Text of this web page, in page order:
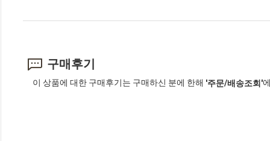
구매후기
이 상품에 대한 구매후기는 구매하신 분에 한해 '주문/배송조회'